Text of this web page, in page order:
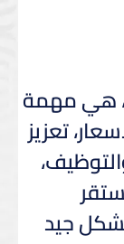
هي مهمة
تعزيز
جيد